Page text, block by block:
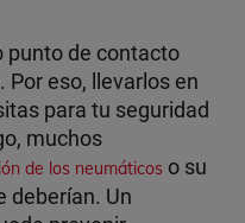
punto de contacto
eso, llevarlos en
para tu seguridad
muchos
de los neumáticos o su
deberían. Un